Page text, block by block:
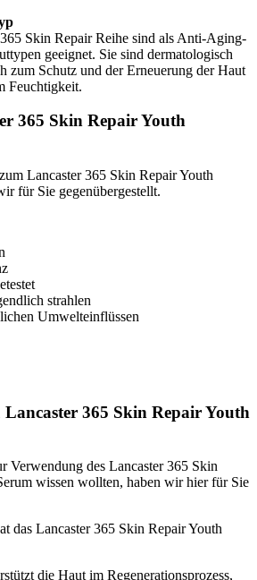
Skin Repair Reihe sind als Anti-Aging-
geeignet. Sie sind dermatologisch
zum Schutz und der Erneuerung der Haut
Feuchtigkeit.
365 Skin Repair Youth
Lancaster 365 Skin Repair Youth
für Sie gegenübergestellt.
strahlen
Umwelteinflüssen
365 Skin Repair Youth
Verwendung des Lancaster 365 Skin
wissen wollten, haben wir hier für Sie
das Lancaster 365 Skin Repair Youth
die Haut im Regenerationsprozess,